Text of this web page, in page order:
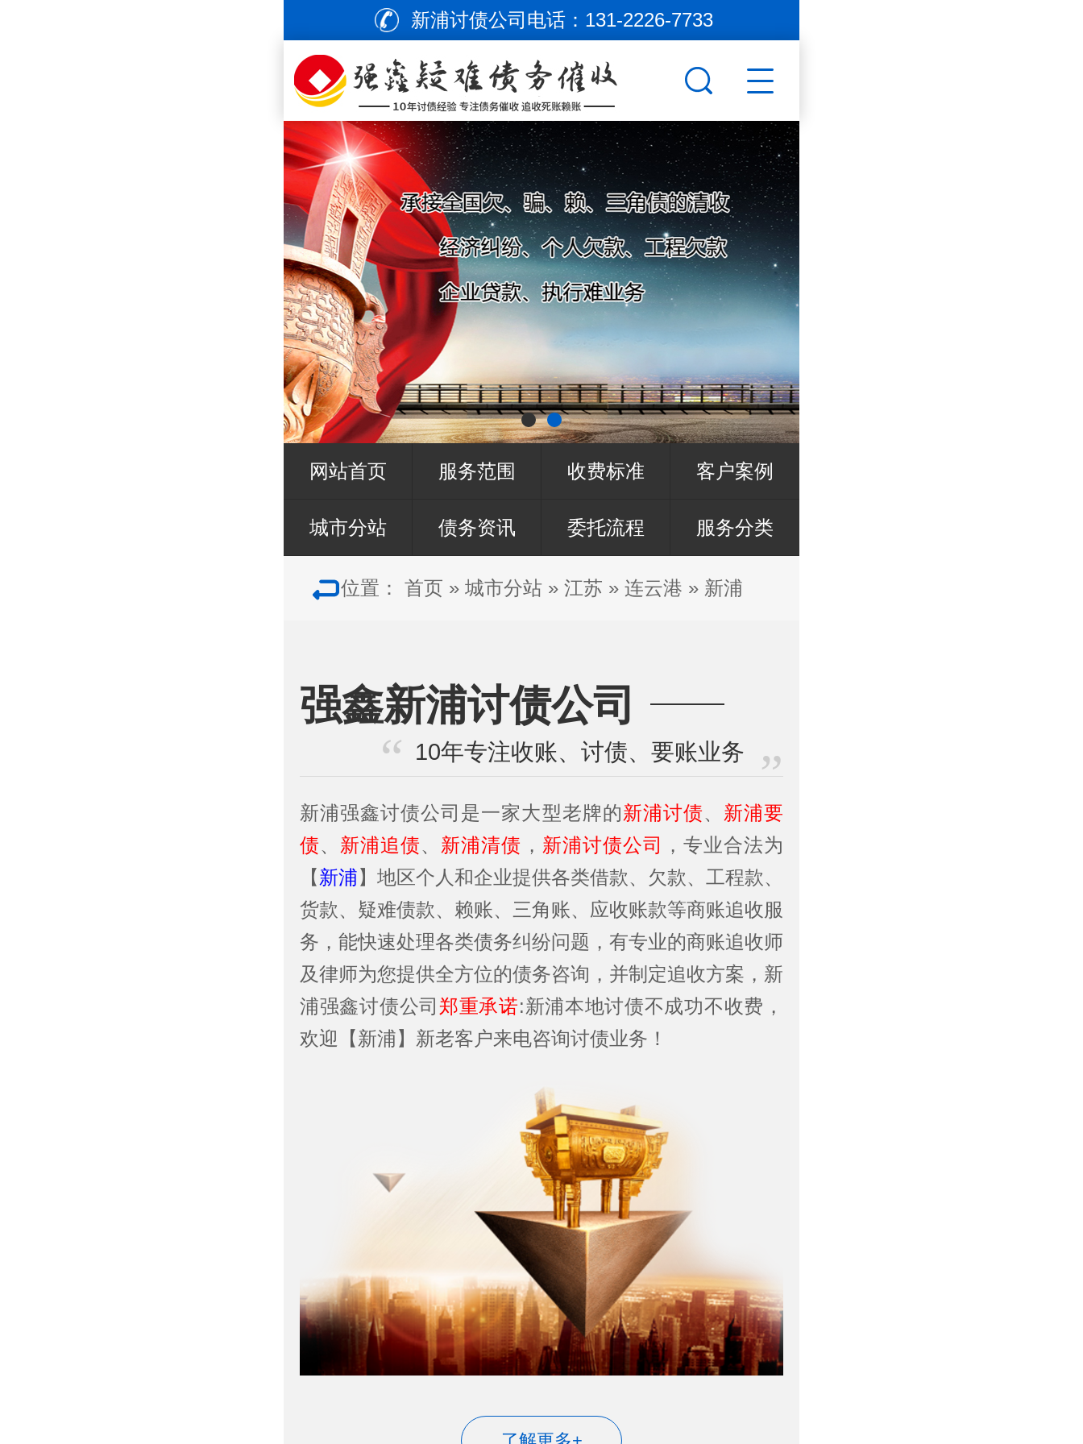
新浦讨债公司电话： 131-2226-7733
网站首页 服务范围 收费标准 客户案例
城市分站 债务资讯 委托流程 服务分类
位置： 首页 » 城市分站» 江苏 » 连云港 » 新浦
强鑫新浦讨债公司
10年专注收账、讨债、要账业务
新浦强鑫讨债公司是一家大型老牌的新浦讨债、 新浦要
债、 新浦追债、 新浦清债 ， 新浦讨债公司
，专业合法为
【新浦】地区个人和企业提供各类借款、欠款、工程款、
货款、疑难债款、赖账、三角账、应收账款等商账追收服
务，能快速处理各类债务纠纷问题，有专业的商账追收师
及律师为您提供全方位的债务咨询，并制定追收方案，新
浦强鑫讨债公司 郑重承诺:新浦本地讨债不成功不收费，
欢迎【新浦】新老客户来电咨询讨债业务！